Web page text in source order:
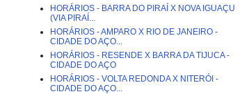
HORÁRIOS - BARRA DO PIRAÍ X NOVA IGUAÇU
(VIA PIRAÍ...
HORÁRIOS - AMPARO X RIO DE JANEIRO -
CIDADE DO AÇO...
HORÁRIOS - RESENDE X BARRA DA TIJUCA -
CIDADE DO AÇO
HORÁRIOS - VOLTA REDONDA X NITERÓI -
CIDADE DO AÇO...